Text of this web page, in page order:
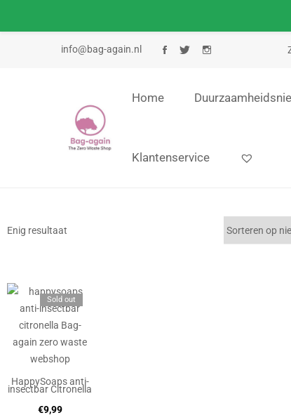
info@bag-again.nl
Home
Klantenservice
Enig resultaat
Sold out
HappySoaps anti-
insectbar Citronella
€9,99